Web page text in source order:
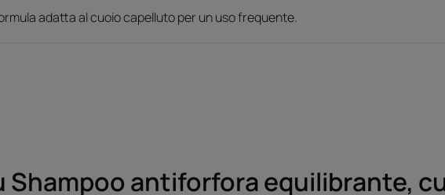
adatta al cuoio capelluto per un uso frequente.
Shampoo antiforfora equilibrante,